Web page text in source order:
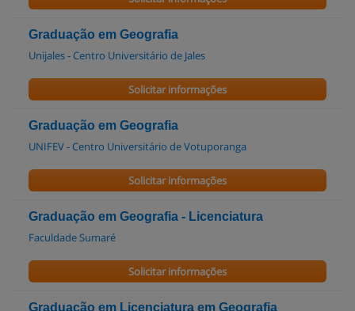
Graduação em Geografia
Unijales - Centro Universitário de Jales
Solicitar informações
Graduação em Geografia
UNIFEV - Centro Universitário de Votuporanga
Solicitar informações
Graduação em Geografia - Licenciatura
Faculdade Sumaré
Solicitar informações
Graduação em Licenciatura em Geografia